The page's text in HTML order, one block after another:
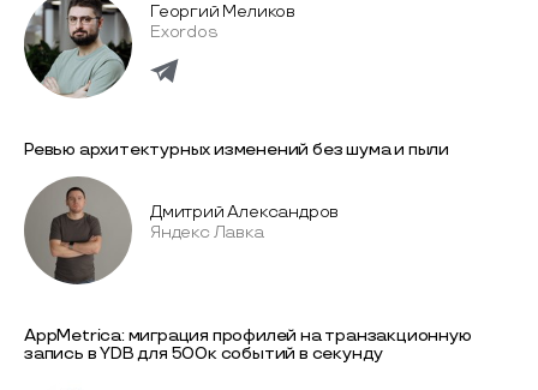
Георгий Меликов
Exordos
Ревью архитектурных изменений без шума и пыли
Дмитрий Александров
Яндекс Лавка
AppMetrica: миграция профилей на транзакционную
запись в YDB для 500к событий в секунду